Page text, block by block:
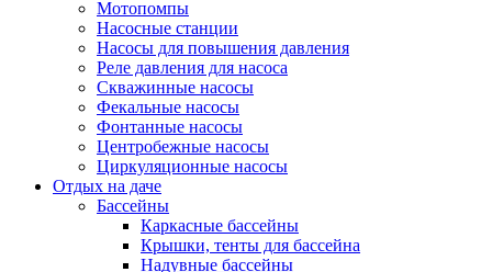
Мотопомпы
Насосные станции
Насосы для повышения давления
Реле давления для насоса
Скважинные насосы
Фекальные насосы
Фонтанные насосы
Центробежные насосы
Циркуляционные насосы
Отдых на даче
Бассейны
Каркасные бассейны
Крышки, тенты для бассейна
Надувные бассейны